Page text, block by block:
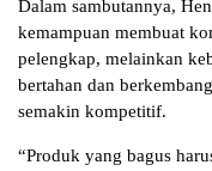
Dalam sambutannya,
kemampuan membuat
pelengkap, melainkan
bertahan dan
semakin kompetitif.
“Produk yang bagus